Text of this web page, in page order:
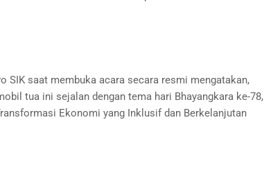
SIK saat membuka acara secara resmi mengatakan,
tua ini sejalan dengan tema hari Bhayangkara ke-78,
Ekonomi yang Inklusif dan Berkelanjutan